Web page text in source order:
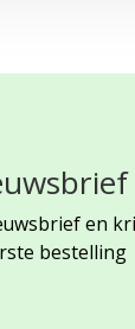
en
bestelling